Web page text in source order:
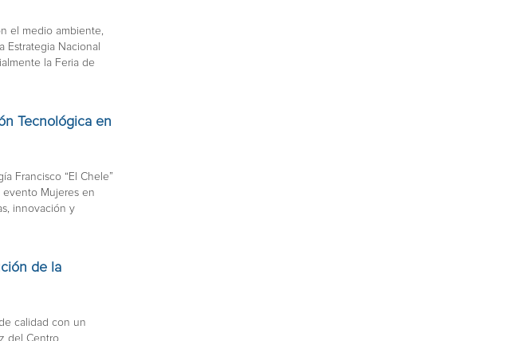
el medio ambiente,
Estrategia Nacional
la Feria de
Tecnológica en
Francisco “El Chele”
Mujeres en
innovación y
de la
calidad con un